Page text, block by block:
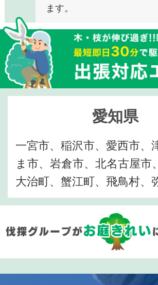
ます。
愛知県
一宮市、稲沢市、愛西市、
ま市、岩倉市、北名古屋市
大治町、蟹江町、飛鳥村、